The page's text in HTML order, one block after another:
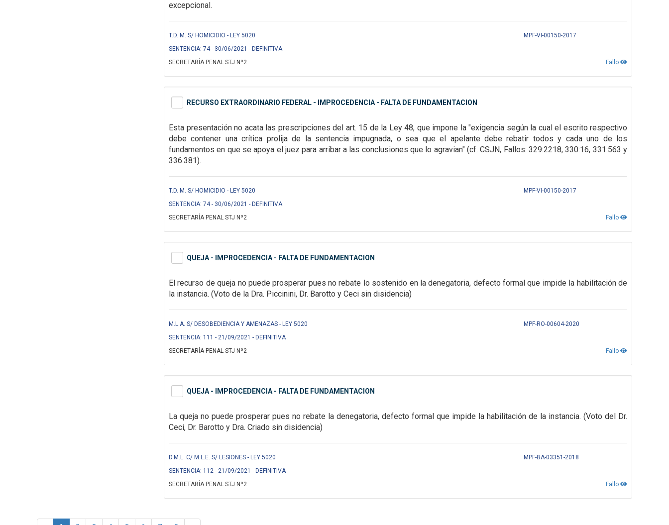
excepcional.
T.D. M. S/ HOMICIDIO - LEY 5020
MPF-VI-00150-2017
SENTENCIA: 74 - 30/06/2021 - DEFINITIVA
Fallo
SECRETARÍA PENAL STJ Nº2
RECURSO EXTRAORDINARIO FEDERAL - IMPROCEDENCIA - FALTA DE FUNDAMENTACION
Esta presentación no acata las prescripciones del art. 15 de la Ley 48, que impone la "exigencia según la cual el escrito respectivo
debe contener una crítica prolija de la sentencia impugnada, o sea que el apelante debe rebatir todos y cada uno de los
fundamentos en que se apoya el juezpara arribar a las conclusiones que lo agravian" (cf. CSJN, Fallos: 329:2218, 330:16, 331:563 y
336:381).
T.D. M. S/ HOMICIDIO - LEY 5020
MPF-VI-00150-2017
SENTENCIA: 74 - 30/06/2021 - DEFINITIVA
Fallo
SECRETARÍA PENAL STJ Nº2
QUEJA - IMPROCEDENCIA - FALTA DE FUNDAMENTACION
El recurso de queja no puede prosperar pues no rebate lo sostenido en la denegatoria, defecto formal que impide la habilitación de
la instancia. (Voto de la Dra. Piccinini, Dr. Barotto y Ceci sin disidencia)
M.L.A. S/ DESOBEDIENCIA Y AMENAZAS - LEY 5020
MPF-RO-00604-2020
SENTENCIA: 111 - 21/09/2021 - DEFINITIVA
Fallo
SECRETARÍA PENAL STJ Nº2
QUEJA - IMPROCEDENCIA - FALTA DE FUNDAMENTACION
La queja no puede prosperar pues no rebate la denegatoria, defecto formal que impide la habilitación de la instancia. (Voto del Dr.
Ceci, Dr. Barotto y Dra. Criado sin disidencia)
D.M.L. C/ M.L.E. S/ LESIONES - LEY 5020
MPF-BA-03351-2018
SENTENCIA: 112 - 21/09/2021 - DEFINITIVA
Fallo
SECRETARÍA PENAL STJ Nº2